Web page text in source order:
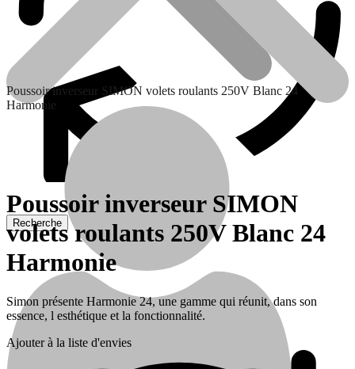
Batteries
Traitement de l’eau
Poussoir inverseur SIMON volets roulants 250V Blanc 24
Harmonie
Poussoir inverseur SIMON
volets roulants 250V Blanc 24
Harmonie
Simon présente Harmonie 24, une gamme qui réunit, dans son
essence, l esthétique et la fonctionnalité.
Ajouter à la liste d'envies